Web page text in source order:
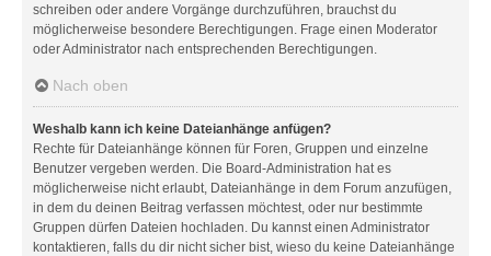
schreiben oder andere Vorgänge durchzuführen, brauchst du
möglicherweise besondere Berechtigungen. Frage einen Moderator
oder Administrator nach entsprechenden Berechtigungen.
Nach oben
Weshalb kann ich keine Dateianhänge anfügen?
Rechte für Dateianhänge können für Foren, Gruppen und einzelne
Benutzer vergeben werden. Die Board-Administration hat es
möglicherweise nicht erlaubt, Dateianhänge in dem Forum anzufügen,
in dem du deinen Beitrag verfassen möchtest, oder nur bestimmte
Gruppen dürfen Dateien hochladen. Du kannst einen Administrator
kontaktieren, falls du dir nicht sicher bist, wieso du keine Dateianhänge